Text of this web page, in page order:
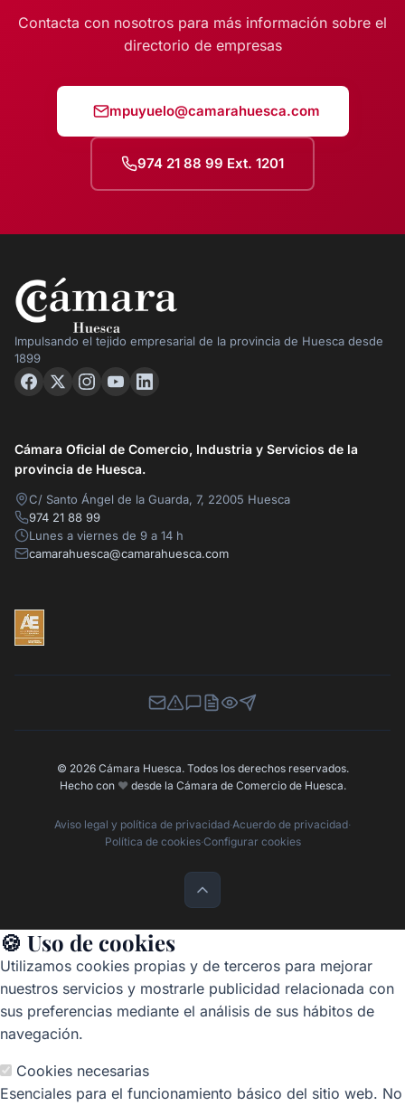
Contacta con nosotros para más información sobre el
directorio de empresas
mpuyuelo@camarahuesca.com
974 21 88 99 Ext. 1201
Impulsando el tejido empresarial de la provincia de Huesca desde
1899
Cámara Oficial de Comercio, Industria y Servicios de la
provincia de Huesca.
C/ Santo Ángel de la Guarda, 7, 22005 Huesca
974 21 88 99
Lunes a viernes de 9 a 14 h
camarahuesca@camarahuesca.com
Newsletter
Canal de Denuncias
Buzón de Sugerencias
Perfil Contratante
Ley de Transparencia
Contacta con nosotros
© 2026 Cámara Huesca. Todos los derechos reservados.
Hecho con ❤️ desde la Cámara de Comercio de Huesca.
Aviso legal y política de privacidad·Acuerdo de privacidad·
Política de cookies·Configurar cookies
🍪 Uso de cookies
Utilizamos cookies propias y de terceros para mejorar
nuestros servicios y mostrarle publicidad relacionada con
sus preferencias mediante el análisis de sus hábitos de
navegación.
Cookies necesarias
Esenciales para el funcionamiento básico del sitio web. No